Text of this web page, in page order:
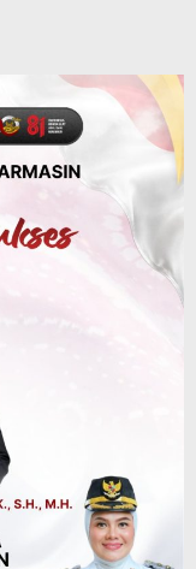
Fasilitas
Alami
Lapangan
Kapolres